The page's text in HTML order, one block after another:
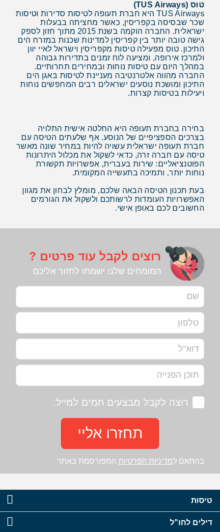
טוס (TUS Airways)
TUS Airways היא חברת תעופה לטיסות סדירות וטיסות
שכר שבסיסה בקפריסין, כאשר מחציתה בבעלות
ישראלית. החברה הוקמה בשנת 2015 מתוך חזון לספק
גישה טובה יותר בין קפריסין למדינות שכנות במזרח הים
התיכון. טוס מפעילה טיסות מקפריסין וישראל לאיי יוון
ולמרכז אירופה, ומציעה לוח זמנים בתדירות גבוהה
במהלך היום עם טיסות נוחות ובמחירים תחרותיים.
החברה מהווה אלטרנטיבה מעניינת לטיסות באגן הים
התיכון ומושכת נוסעים ישראלים רבים המחפשים נוחות
ויעילות בטיסות קצרות.
בחירה בחברת תעופה היא החלטה אישית התלויה
בצרכים הספציפיים של הנוסע. אף שלעתים הטיסה עם
חברת תעופה ישראלית עשויה להיות במחיר שונה מאשר
טיסה עם חברה זרה, כדאי לשקול את מכלול היתרונות
הפוטנציאליים: שירות בעברית, אפשרויות תקשורת
נוחות יותר, ותמיכה בתעשייה המקומית.
בעת תכנון הטיסה הבאה שלכם, מומלץ לבחון את מגוון
האפשרויות העומדות לרשותכם ולשקול את הגורמים
החשובים לכם באופן אישי.
רוצים לקבל עוד פרטים ?
המומחים שלנו ישמחו לחזור אליכם
רוצה לקבל מבצעים חמים למייל.
תחזרו אליי
בהתאם למדיניות הפרטיות המפורסמת באתר
טיסות
דילים לחו"ל